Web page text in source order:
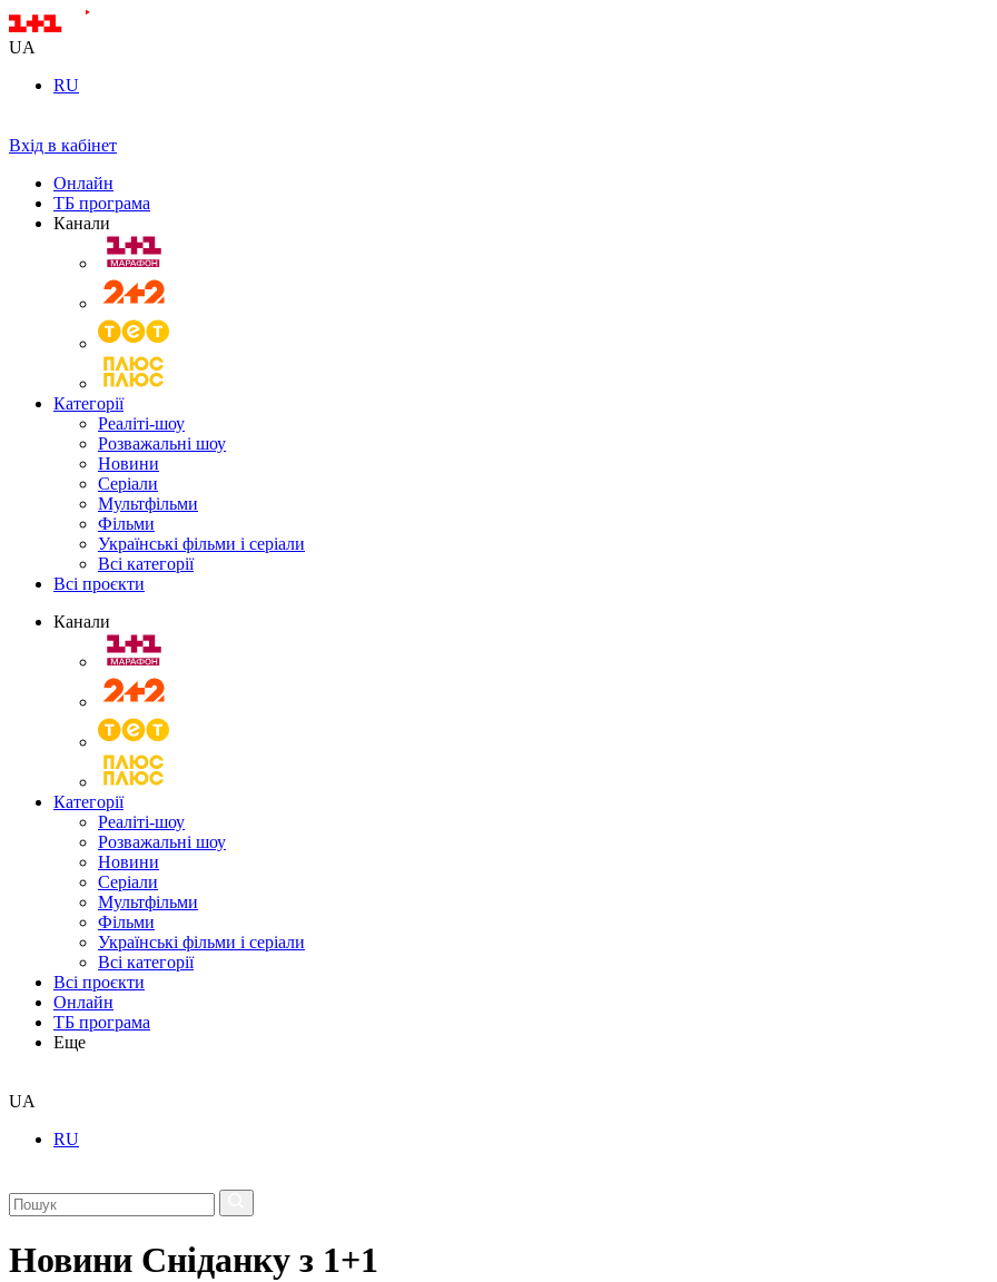
UA
RU
Вхід в кабінет
Онлайн
ТБ програма
Канали
Категорії
Реаліті-шоу
Розважальні шоу
Новини
Серіали
Мультфільми
Фільми
Українські фільми і серіали
Всі категорії
Всі проєкти
Канали
Категорії
Реаліті-шоу
Розважальні шоу
Новини
Серіали
Мультфільми
Фільми
Українські фільми і серіали
Всі категорії
Всі проєкти
Онлайн
ТБ програма
Еще
UA
RU
Новини Сніданку з 1+1